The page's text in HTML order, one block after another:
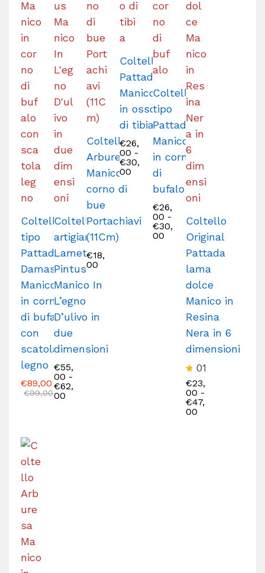
Coltello
tipo
Pattada
Damasco
Manico
in corno
di bufalo
con
scatola
legno
€89,00
€99,00
Coltello
artigianale
Lametta
Pintus
Manico In
L’egno
D’ulivo in
due
dimensioni
€55,
00 -
€62,
00
Coltello
Arburesa
Manico in
corno di
bue
Portachiavi
(11Cm)
€18,
00
Coltello
Pattada
Manico
in osso
di tibia
€26,
00 -
€30,
00
Coltello
tipo
Pattada
Manico
in corno
di
bufalo
€26,
00 -
€30,
00
Coltello
Original
Pattada
lama
dolce
Manico in
Resina
Nera in 6
dimensioni
V
al
u
ta
01
€23,
00 -
€47,
00